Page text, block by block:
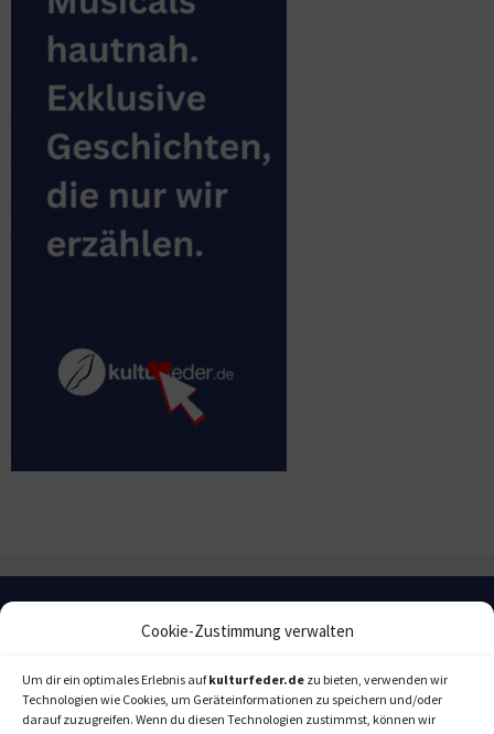
Cookie-Zustimmung verwalten
Um dir ein optimales Erlebnis aufkulturfeder.de zu bieten, verwenden wir
Technologien wie Cookies, um Geräteinformationen zu speichern und/oder
darauf zuzugreifen. Wenn du diesen Technologien zustimmst, können wir